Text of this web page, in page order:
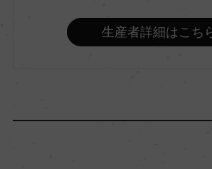
プティ・マンサン 100%
生産者詳細はこち